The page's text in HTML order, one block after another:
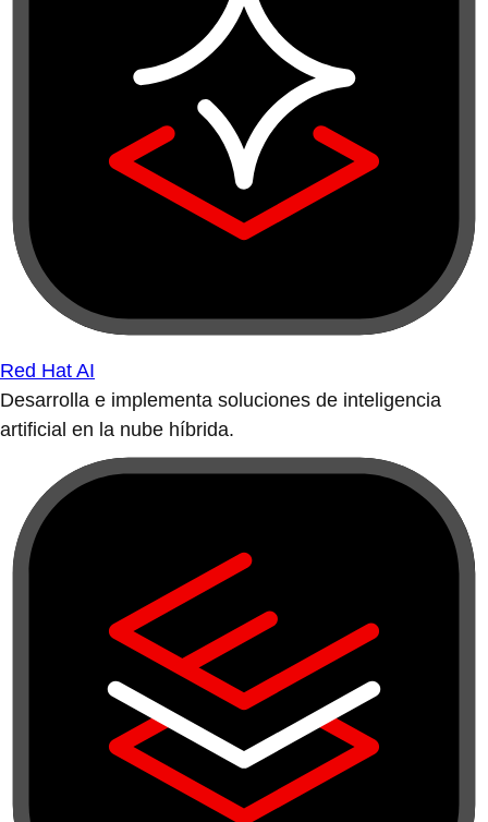
Red Hat AI
Desarrolla e implementa soluciones de inteligencia
artificial en la nube híbrida.